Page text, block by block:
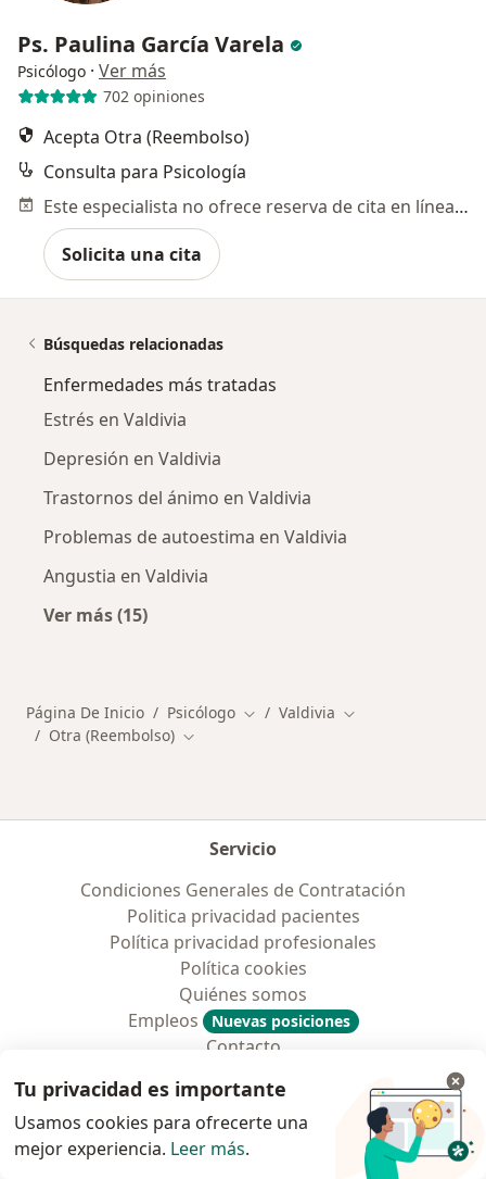
Ps. Paulina García Varela
Psicólogo · Ver más
702 opiniones
Acepta Otra (Reembolso)
Consulta para Psicología
Este especialista no ofrece reserva de cita en línea en esta dirección.
Solicita una cita
Búsquedas relacionadas
Enfermedades más tratadas
Estrés en Valdivia
Depresión en Valdivia
Trastornos del ánimo en Valdivia
Problemas de autoestima en Valdivia
Angustia en Valdivia
Ver más (15)
Página De Inicio Psicólogo Cambiar de ciudad
Valdivia Cambiar de ciudad
Otra (Reembolso) Cambiar de ciudad
Servicio
Condiciones Generales de Contratación
Politica privacidad pacientes
Política privacidad profesionales
Política cookies
Quiénes somos
Empleos
Nuevas posiciones
Contacto
Para los pacientes
Especialistas
Clínicas
Tu privacidad es importante
Usamos cookies para ofrecerte una
mejor experiencia. Leer más.